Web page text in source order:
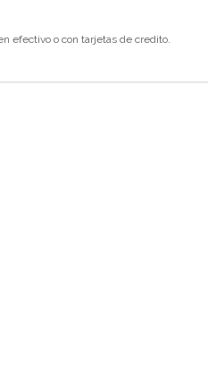
efectivo o con tarjetas de credito.